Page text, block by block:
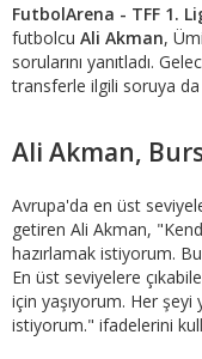
FutbolArena - TFF 1.
futbolcu Ali Akman,
sorularını yanıtladı.
transferle ilgili soruya da
Ali Akman,
Avrupa'da en üst
getiren Ali Akman,
hazırlamak istiyorum.
En üst seviyelere
için yaşıyorum. Her şeyi
istiyorum." ifadelerini